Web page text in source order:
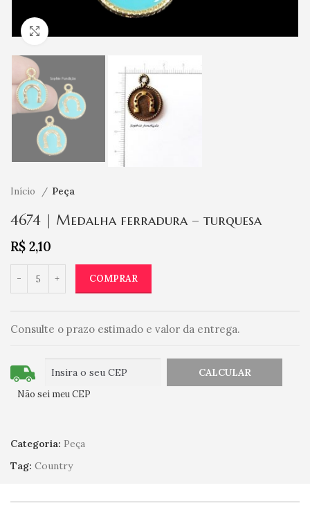
Início Peça
4674 | Medalha ferradura – turquesa
R$ 2,10
COMPRAR
Consulte o prazo estimado e valor da entrega.
Não sei meu CEP
Categoria: Peça
Tag: Country